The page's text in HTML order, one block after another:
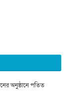
অনুষ্ঠানে পতিত